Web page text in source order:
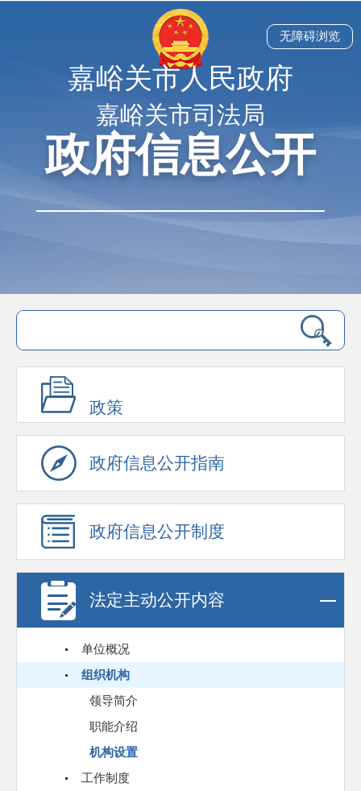
嘉峪关市人民政府
嘉峪关市司法局
政府信息公开
无障碍浏览
政策
政府信息公开指南
政府信息公开制度
法定主动公开内容
单位概况
组织机构
领导简介
职能介绍
机构设置
工作制度